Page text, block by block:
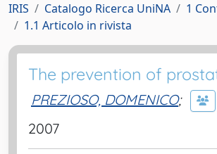
IRIS Catalogo Ricerca UniNA
1
1.1 Articolo in rivista
The prevention of
PREZIOSO, DOMENICO;
2007